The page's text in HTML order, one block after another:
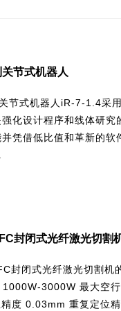
节式机器人
节式机器人iR-7-1.4采
化设计程序和线体研
凭借低比值和革新的
封闭式光纤激光切割
闭式光纤激光切割机的产品参